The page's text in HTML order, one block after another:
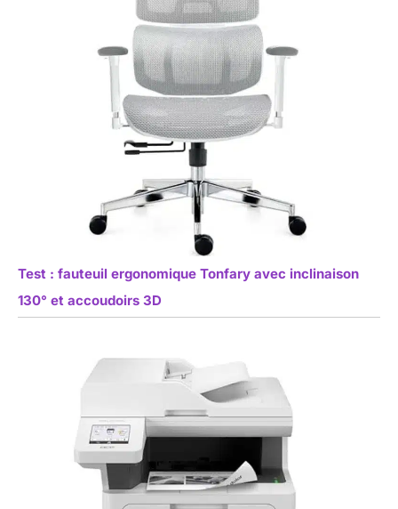
Test : fauteuil ergonomique Tonfary avec inclinaison
130° et accoudoirs 3D